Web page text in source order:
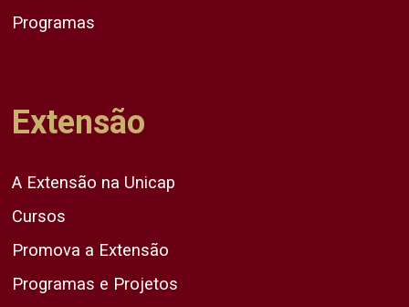
Programas
Extensão
A Extensão na Unicap
Cursos
Promova a Extensão
Programas e Projetos